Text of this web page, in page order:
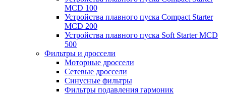
MCD 100
Устройства плавного пуска Compact Starter
MCD 200
Устройства плавного пуска Soft Starter MCD
500
Фильтры и дроссели
Моторные дроссели
Сетевые дроссели
Синусные фильтры
Фильтры подавления гармоник